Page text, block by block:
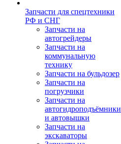
Запчасти для спецтехники
РФ и СНГ
Запчасти на
автогрейдеры
Запчасти на
коммунальную
технику
Запчасти на бульдозер
Запчасти на
погрузчики
Запчасти на
автогидроподъёмники
и автовышки
Запчасти на
экскаваторы